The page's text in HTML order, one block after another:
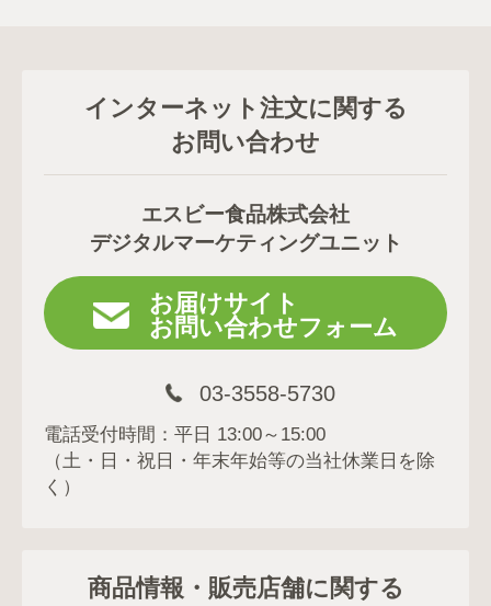
インターネット注文に関する
お問い合わせ
エスビー食品株式会社
デジタルマーケティングユニット
お届けサイト
お問い合わせフォーム
03-3558-5730
電話受付時間：平日 13:00～15:00
（土・日・祝日・年末年始等の当社休業日を除
く）
商品情報・販売店舗に関する